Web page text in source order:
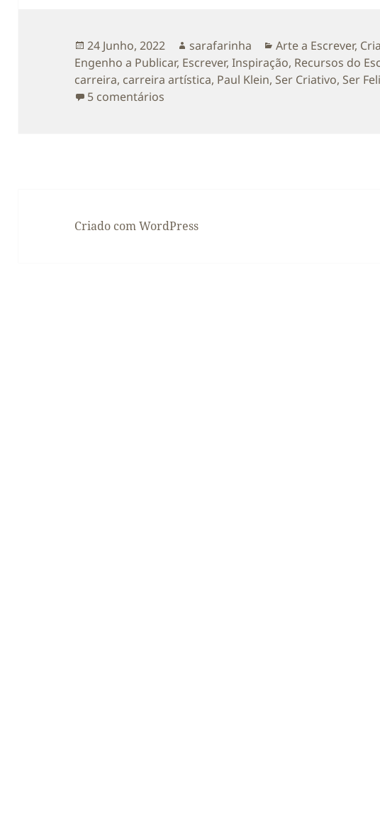
Publicado
a
24 Junho, 2022 Autor
sarafarinha Categorias
Arte a Escrever,
Engenho a Publicar, Escrever,Inspiração, Recursos do
carreira, carreira artística, Paul Klein, Ser Criativo, Ser
5 comentários
Criado com WordPress